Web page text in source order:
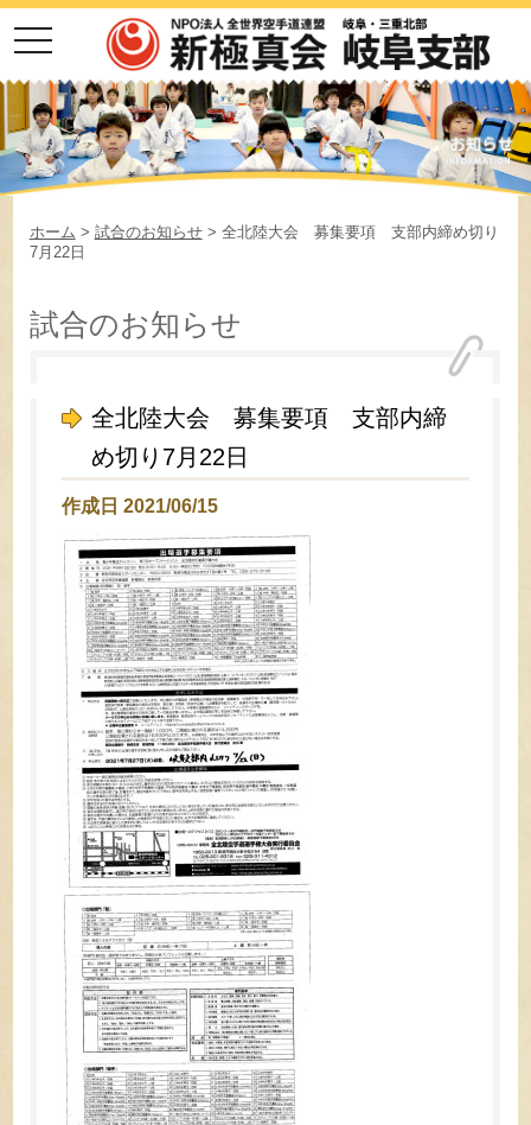
toggle
navigation
ホーム > 試合のお知らせ> 全北陸大会 募集要項 支部内締め切り
7月22日
試合のお知らせ
全北陸大会 募集要項 支部内締
め切り7月22日
作成日 2021/06/15